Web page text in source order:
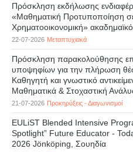
Πρόσκληση εκδήλωσης
«Μαθηματική Προτυποποίηση σε
Χρηματοοικονομική»
22-07-2026 Μεταπτυχιακά
Πρόσκληση παρακολούθησης
υποψηφίων για την πλήρωση
Καθηγητή και γνωστικό
Μαθηματικά & Στοχαστική
21-07-2026 Προκηρύξεις - Διαγωνισμοί
EULiST Blended Intensive
Spotlight” Future Educator -
2026 Jönköping, Σουηδία